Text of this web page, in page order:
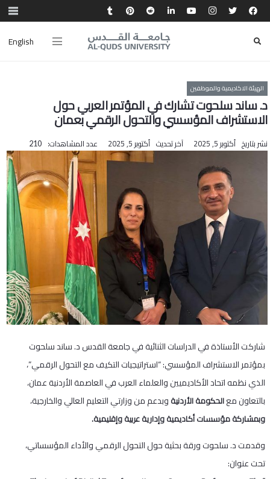
English
الهيئة الاكاديمية والموظفين
د. ساند سلحوت تشارك في المؤتمر العربي حول
الاستشراف المؤسسي والتحول الرقمي بعمان
نشر بتاريخ أكتوبر 5, 2025 آخر تحديث أكتوبر 5, 2025 عدد المشاهدات: 210
شاركت الأستاذة في الدراسات الثنائية في جامعة القدس د. ساند سلحوت
بمؤتمر الاستشراف المؤسسي: “استراتيجيات التكيف مع التحول الرقمي”،
الذي نظمه اتحاد الأكاديميين والعلماء العرب في العاصمة الأردنية عمان،
بالتعاون معالحكومة الأردنية وبدعم من وزارتي التعليم العالي والخارجية،
وبمشاركة مؤسسات أكاديمية وإدارية عربية وإقليمية.
وقدمت د. سلحوت ورقة بحثية حول التحول الرقمي والأداء المؤسساتي،
تحت عنوان: